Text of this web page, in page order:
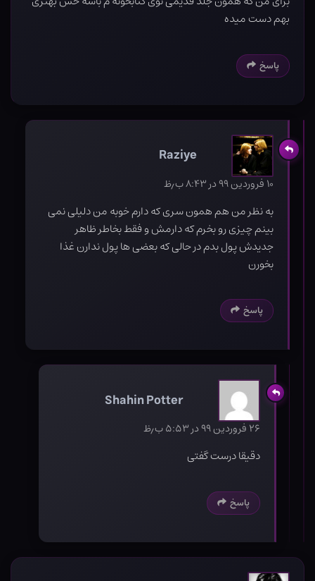
بهم دست میده
پاسخ
Raziye
۱۰ فروردین ۹۹ در ۸:۴۳ ب٫ظ
به نظر من هم همون سری که دارم خوبه من دلیلی نمی
بینم چیزی رو بخرم که دارمش و فقط بخاطر ظاهر
جدیدش پول بدم در حالی که بعضی ها پول ندارن غذا
بخورن
پاسخ
Shahin Potter
۲۶ فروردین ۹۹ در ۵:۵۳ ب٫ظ
دقیقا درست گفتی
پاسخ